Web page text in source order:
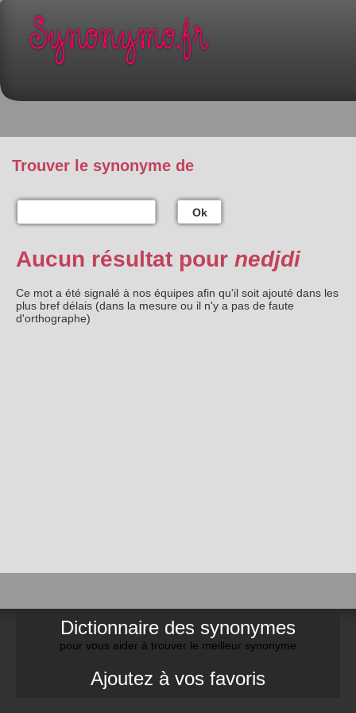
Trouver le synonyme de
Ok
Aucun résultat pour nedjdi
Ce mot a été signalé à nos équipes afin qu'il soit ajouté dans les
plus bref délais (dans la mesure ou il n'y a pas de faute
d'orthographe)
Dictionnaire des synonymes
pour vous aider à trouver le meilleur synonyme
Ajoutez à vos favoris